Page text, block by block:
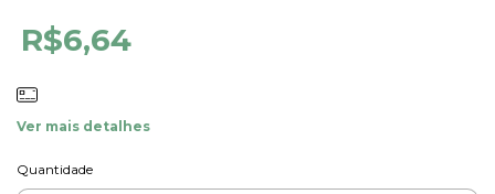
R$6,64
Ver mais detalhes
Quantidade